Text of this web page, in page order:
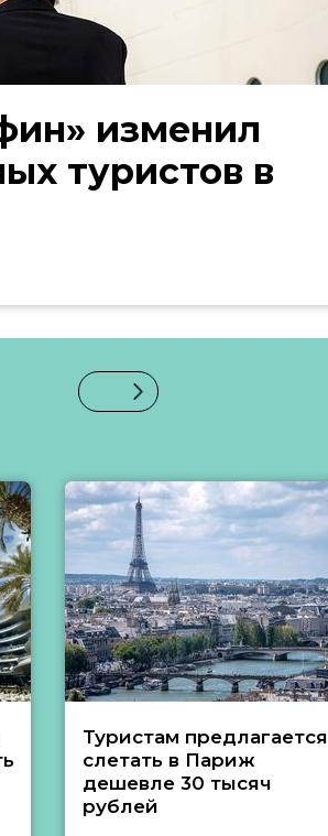
изменил
туристов в
Туристам предлагается
слетать в Париж
дешевле 30 тысяч
рублей